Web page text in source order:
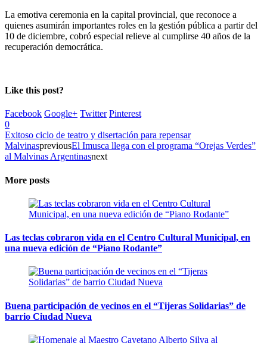
La emotiva ceremonia en la capital provincial, que reconoce a
quienes asumirán importantes roles en la gestión pública a partir del
10 de diciembre, cobró especial relieve al cumplirse 40 años de la
recuperación democrática.
Like this post?
Facebook Google+ Twitter Pinterest
0
Exitoso ciclo de teatro y disertación para repensar
MalvinaspreviousEl Imusca llega con el programa “Orejas Verdes”
al Malvinas Argentinasnext
More posts
Las teclas cobraron vida en el Centro Cultural Municipal, en
una nueva edición de “Piano Rodante”
Buena participación de vecinos en el “Tijeras Solidarias” de
barrio Ciudad Nueva